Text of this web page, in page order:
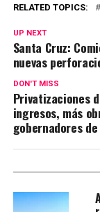
RELATED TOPICS:
UP NEXT
Santa Cruz:
nuevas
DON'T MISS
Privatizaciones
ingresos, más
gobernadores